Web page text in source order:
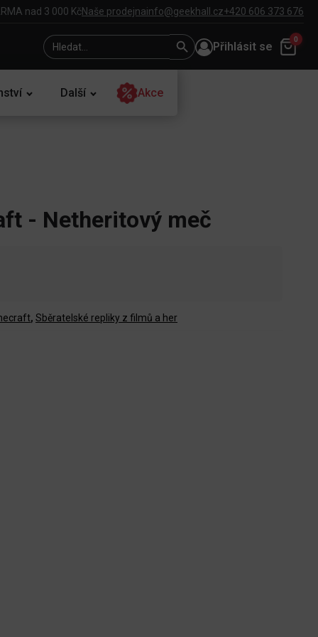
nad 3 000 KčNaše prodejnainfo@geekhall.cz+420 606 373 676
Search
for:
Search
Button
Přihlásit se
0
Další Akce
- Netheritový meč
, Sběratelské repliky z filmů a her